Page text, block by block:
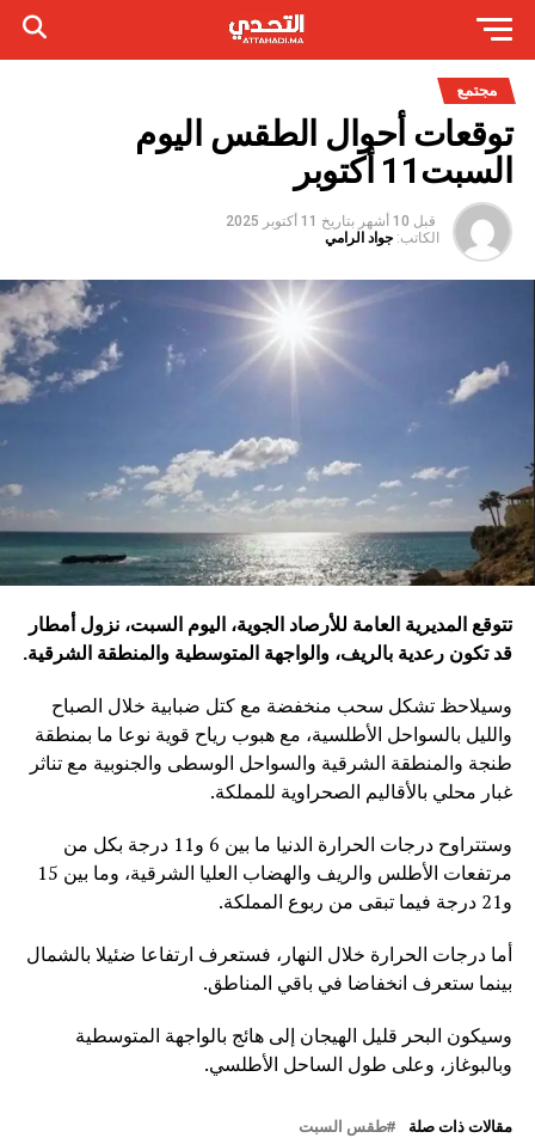
مجتمع
توقعات أحوال الطقس اليوم
السبت11 أكتوبر
قبل 10 أشهر بتاريخ 11 أكتوبر 2025
الكاتب: جواد الرامي
تتوقع المديرية العامة للأرصاد الجوية، اليوم السبت، نزول أمطار
قد تكون رعدية بالريف، والواجهة المتوسطية والمنطقة الشرقية.
وسيلاحظ تشكل سحب منخفضة مع كتل ضبابية خلال الصباح
والليل بالسواحل الأطلسية، مع هبوب رياح قوية نوعا ما بمنطقة
طنجة والمنطقة الشرقية والسواحل الوسطى والجنوبية مع تناثر
غبار محلي بالأقاليم الصحراوية للمملكة.
وستتراوح درجات الحرارة الدنيا ما بين 6 و11 درجة بكل من
مرتفعات الأطلس والريف والهضاب العليا الشرقية، وما بين 15
و21 درجة فيما تبقى من ربوع المملكة.
أما درجات الحرارة خلال النهار، فستعرف ارتفاعا ضئيلا بالشمال
بينما ستعرف انخفاضا في باقي المناطق.
وسيكون البحر قليل الهيجان إلى هائج بالواجهة المتوسطية
وبالبوغاز، وعلى طول الساحل الأطلسي.
مقالات ذات صلة طقس السبت